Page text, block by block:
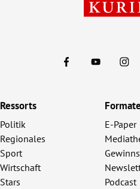
Ressorts
Politik
Regionales
Sport
Wirtschaft
Stars
Formate
E-Paper
Podcast